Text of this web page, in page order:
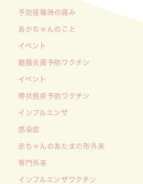
【開院7周年のご挨拶】診察室を
とともに子どもの未来を創
――「武蔵小杉 森のこどもクリ
な挑戦
2026/05/08
【メディア・取材】４月１０日
学」５月号の「なぜ？なぜ？どう
ゴールデンウィーク（GW）の処
関する重要なお願い〜処方箋の有
含めて「4日間」です〜
予防接種時の痛み
あかちゃんのこと
イベント
髄膜炎菌予防ワクチン
イベント
帯状疱疹予防ワクチン
インフルエンザ
感染症
赤ちゃんのあたまの形外来
専門外来
インフルエンザワクチン